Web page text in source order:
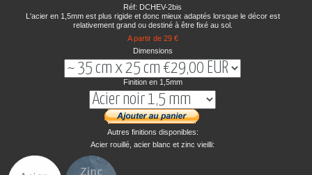
Réf: DCHEV-2bis
L'acier en 1,5mm est plus rigide et donc mieux adaptés lorsque le décor est
relativement grand ou destiné à être fixé au sol.
A partir de 29 €
Dimensions
Finition en 1,5mm
Autres finitions disponibles:
Acier rouillé, acier blanc et zinc vieilli: